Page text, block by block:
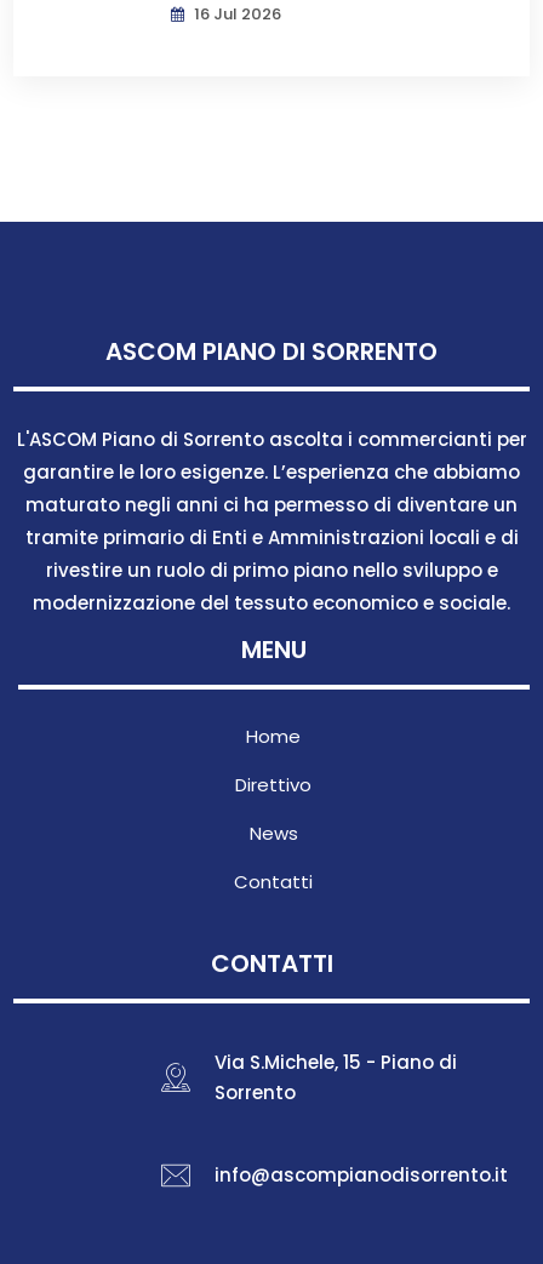
16 Jul 2026
ASCOM PIANO DI SORRENTO
L'ASCOM Piano di Sorrento ascolta i commercianti per
garantire le loro esigenze. L’esperienza che abbiamo
maturato negli anni ci ha permesso di diventare un
tramite primario di Enti e Amministrazioni locali e di
rivestire un ruolo di primo piano nello sviluppo e
modernizzazione del tessuto economico e sociale.
MENU
Home
Direttivo
News
Contatti
CONTATTI
Via S.Michele, 15 - Piano di
Sorrento
info@ascompianodisorrento.it